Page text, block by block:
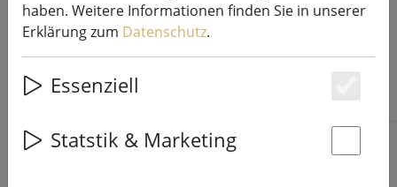
Geben Sie Ihre E-Mail an, Sie erhalten eine
Bestätigungsmail mit Link zur Änderung Ihres
Passworts.
haben. Weitere Informationen finden Sie in unserer
Erklärung zum Datenschutz.
Essenziell
Statstik & Marketing